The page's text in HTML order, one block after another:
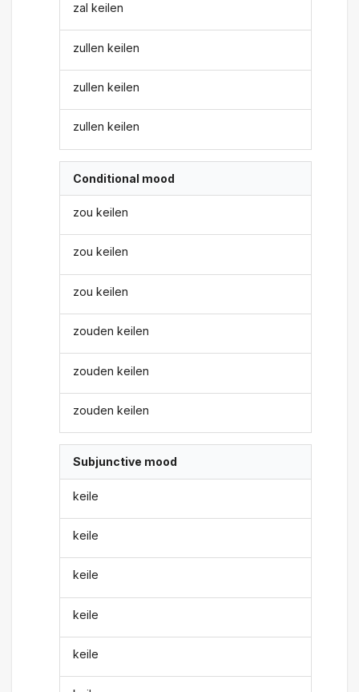
zal keilen
zullen keilen
zullen keilen
zullen keilen
Conditional mood
zou keilen
zou keilen
zou keilen
zouden keilen
zouden keilen
zouden keilen
Subjunctive mood
keile
keile
keile
keile
keile